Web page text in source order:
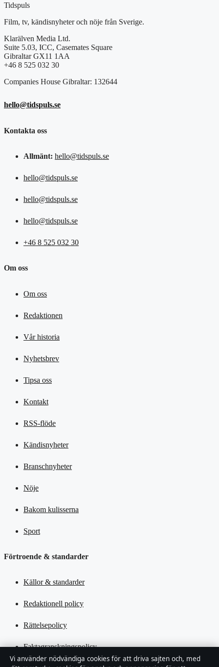
Tidspuls
Film, tv, kändisnyheter och nöje från Sverige.
Klarälven Media Ltd.
Suite 5.03, ICC, Casemates Square
Gibraltar GX11 1AA
+46 8 525 032 30
Companies House Gibraltar: 132644
hello@tidspuls.se
Kontakta oss
Allmänt: hello@tidspuls.se
hello@tidspuls.se
hello@tidspuls.se
hello@tidspuls.se
+46 8 525 032 30
Om oss
Om oss
Redaktionen
Vår historia
Nyhetsbrev
Tipsa oss
Kontakt
RSS-flöde
Kändisnyheter
Branschnyheter
Nöje
Bakom kulisserna
Sport
Förtroende & standarder
Källor & standarder
Redaktionell policy
Rättelsepolicy
Faktagranskningspolicy
Vi använder nödvändiga cookies för att driva sajten och, med